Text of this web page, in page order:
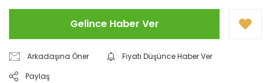
Gelince Haber Ver
Arkadaşına Öner
Fiyatı Düşünce Haber Ver
Paylaş